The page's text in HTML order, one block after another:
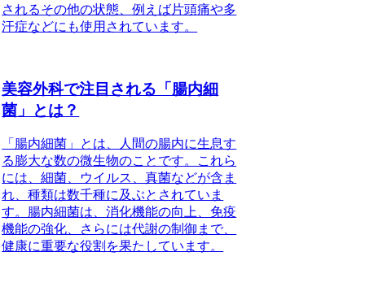
されるその他の状態、例えば片頭痛や多
汗症などにも使用されています。
美容外科で注目される「腸内細
菌」とは？
「腸内細菌」とは、人間の腸内に生息す
る膨大な数の微生物のことです。これら
には、細菌、ウイルス、真菌などが含ま
れ、種類は数千種に及ぶとされていま
す。腸内細菌は、消化機能の向上、免疫
機能の強化、さらには代謝の制御まで、
健康に重要な役割を果たしています。